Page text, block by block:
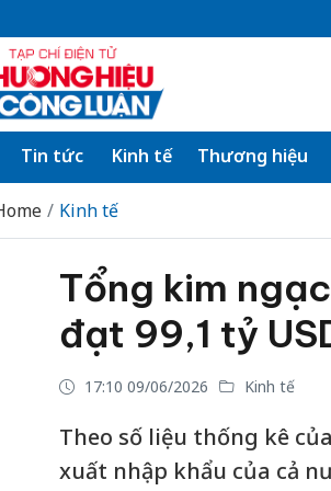
Tin tức Kinh tế Thương hiệu
Kinh tế
nhỏ
Tổng kim
đạt 99,1 tỷ
17:10 09/06/2026 Kinh tế
Theo số liệu thống kê
xuất nhập khẩu của cả